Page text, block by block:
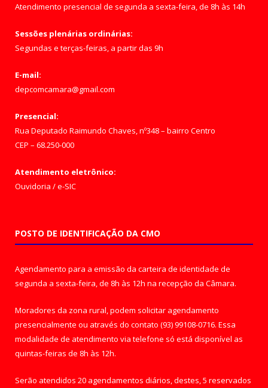
Atendimento presencial de segunda a sexta-feira, de 8h às 14h
Sessões plenárias ordinárias:
Segundas e terças-feiras, a partir das 9h
E-mail:
depcomcamara@gmail.com
Presencial:
Rua Deputado Raimundo Chaves, nº348 – bairro Centro
CEP – 68.250-000
Atendimento eletrônico:
Ouvidoria /e-SIC
POSTO DE IDENTIFICAÇÃO DA CMO
Agendamento para a emissão da carteira de identidade de
segunda a sexta-feira, de 8h às 12h na recepção da Câmara.
Moradores da zona rural, podem solicitar agendamento
presencialmente ou através do contato (93) 99108-0716. Essa
modalidade de atendimento via telefone só está disponível as
quintas-feiras de 8h às 12h.
Serão atendidos 20 agendamentos diários, destes, 5 reservados